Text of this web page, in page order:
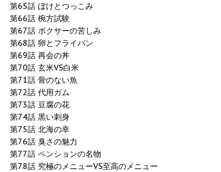
第65話 ぼけとつっこみ
第66話 椀方試験
第67話 ボクサーの苦しみ
第68話 卵とフライパン
第69話 再会の丼
第70話 玄米VS白米
第71話 骨のない魚
第72話 代用ガム
第73話 豆腐の花
第74話 黒い刺身
第75話 北海の幸
第76話 臭さの魅力
第77話 ペンションの名物
第78話 究極のメニューVS至高のメニュー